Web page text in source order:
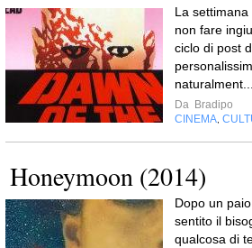
La
non fare
ciclo di post
naturalment...
Da Bradipo
CINEMA
Honeymoon (2014)
Dopo un
sentito il
qualcosa di